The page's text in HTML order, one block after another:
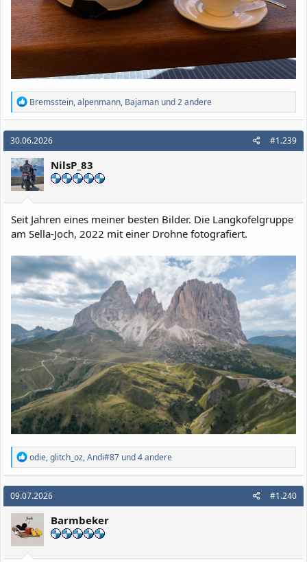
R
e
a
k
t
i
o
n
e
n
Bremsstein,alpenmann, Bajaman und 2 andere
30.06.2026 #1.239
NilsP_83
Seit Jahren eines meiner besten Bilder. Die Langkofelgruppe
am Sella-Joch, 2022 mit einer Drohne fotografiert.
R
e
a
k
t
i
o
n
e
n
odie,glitch_oz,Andi#87 und 4 andere
09.07.2026 #1.240
Barmbeker